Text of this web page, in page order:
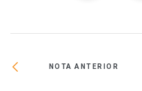
NOTA ANTERIOR